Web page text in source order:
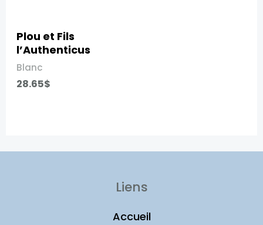
Plou et Fils
l’Authenticus​
Blanc
28.65$
Liens
Accueil